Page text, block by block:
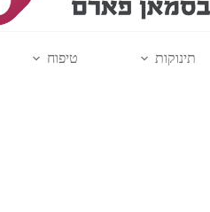
תינוקות טיפוח